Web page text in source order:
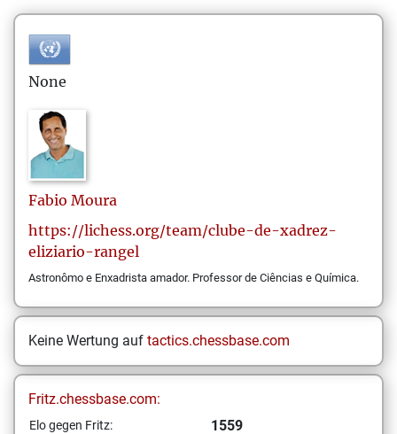
None
Fabio Moura
https://lichess.org/team/clube-de-xadrez-
eliziario-rangel
Astronômo e Enxadrista amador. Professor de Ciências e Química.
Keine Wertung auf tactics.chessbase.com
Fritz.chessbase.com:
Elo gegen Fritz: 1559